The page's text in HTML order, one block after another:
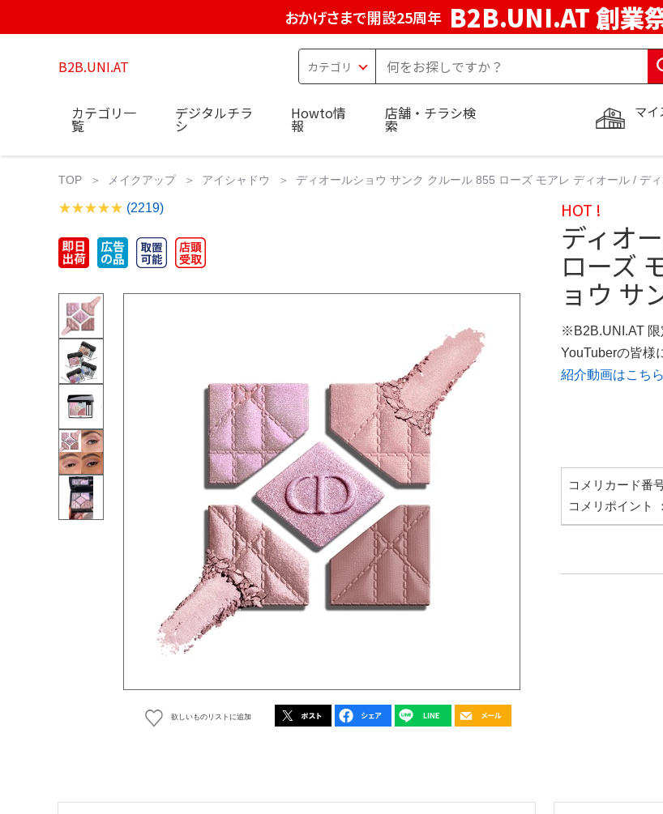
おかげさまで開設25周年 B2B.UNI.AT 創業
B2B.UNI.AT
マイ
カテゴリ一
覧
デジタルチラ
シ
Howto情
報
店舗・チラシ検
索
TOP メイクアップ アイシャドウ ディオールショウ サンク クルール 855 ローズ モアレ ディオール / デ
(2219)
欲しいものリストに追加
HOT !
ディオ
ローズ
ョウ サ
※B2B.UNI.AT 限
YouTuberの皆様
紹介動画はこちら
コメリカード番
コメリポイント